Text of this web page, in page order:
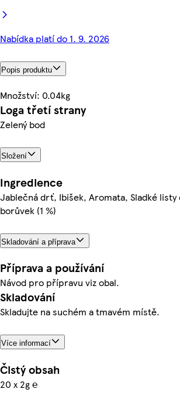
Nabídka platí do 1. 9. 2026
Popis produktu
Množství: 0.04kg
Loga třetí strany
Zelený bod
Složení
Ingredience
Jablečná drť, Ibišek, Aromata, Sladké
borůvek (1 %)
Skladování a příprava
Příprava a používání
Návod pro přípravu viz obal.
Skladování
Skladujte na suchém a tmavém místě.
Více informací
Čistý obsah
20 x 2g ℮